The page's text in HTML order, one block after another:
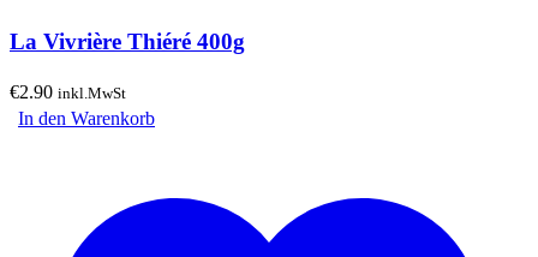
La Vivrière Thiéré 400g
€2.90 inkl.MwSt
In den Warenkorb